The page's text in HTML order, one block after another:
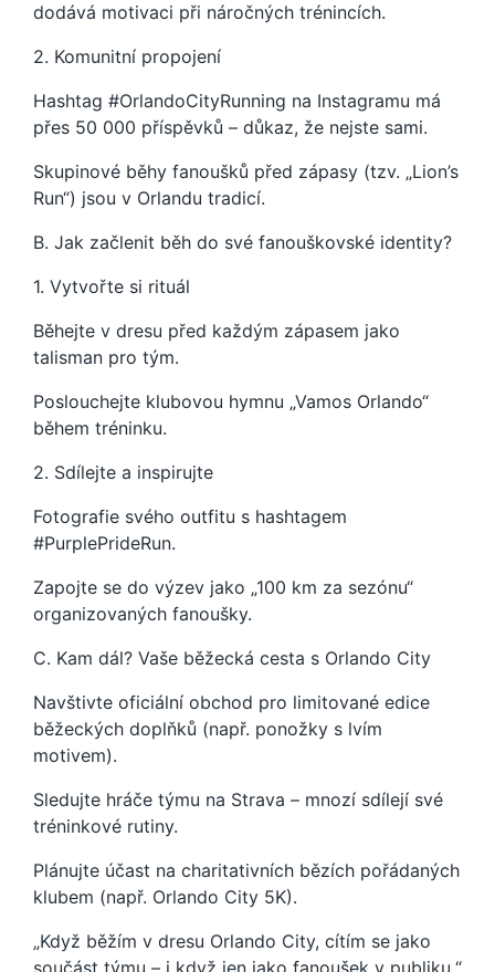
dodává motivaci při náročných trénincích.
2. Komunitní propojení
Hashtag #OrlandoCityRunning na Instagramu má
přes 50 000 příspěvků – důkaz, že nejste sami.
Skupinové běhy fanoušků před zápasy (tzv. „Lion’s
Run“) jsou v Orlandu tradicí.
B. Jak začlenit běh do své fanouškovské identity?
1. Vytvořte si rituál
Běhejte v dresu před každým zápasem jako
talisman pro tým.
Poslouchejte klubovou hymnu „Vamos Orlando“
během tréninku.
2. Sdílejte a inspirujte
Fotografie svého outfitu s hashtagem
#PurplePrideRun.
Zapojte se do výzev jako „100 km za sezónu“
organizovaných fanoušky.
C. Kam dál? Vaše běžecká cesta s Orlando City
Navštivte oficiální obchod pro limitované edice
běžeckých doplňků (např. ponožky s lvím
motivem).
Sledujte hráče týmu na Strava – mnozí sdílejí své
tréninkové rutiny.
Plánujte účast na charitativních bězích pořádaných
klubem (např. Orlando City 5K).
„Když běžím v dresu Orlando City, cítím se jako